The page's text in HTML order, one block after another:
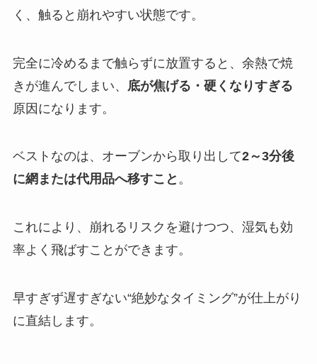
く、触ると崩れやすい状態です。
完全に冷めるまで触らずに放置すると、余熱で焼
きが進んでしまい、
底が焦げる・硬くなりすぎる
原因になります。
ベストなのは、オーブンから取り出して2～3分後
に網または代用品へ移すこと 。
これにより、崩れるリスクを避けつつ、湿気も効
率よく飛ばすことができます。
早すぎず遅すぎない“絶妙なタイミング”が仕上がり
に直結します。